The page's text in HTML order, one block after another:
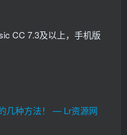
CC 7.3及以上，手机版
几种方法！ — Lr资源网